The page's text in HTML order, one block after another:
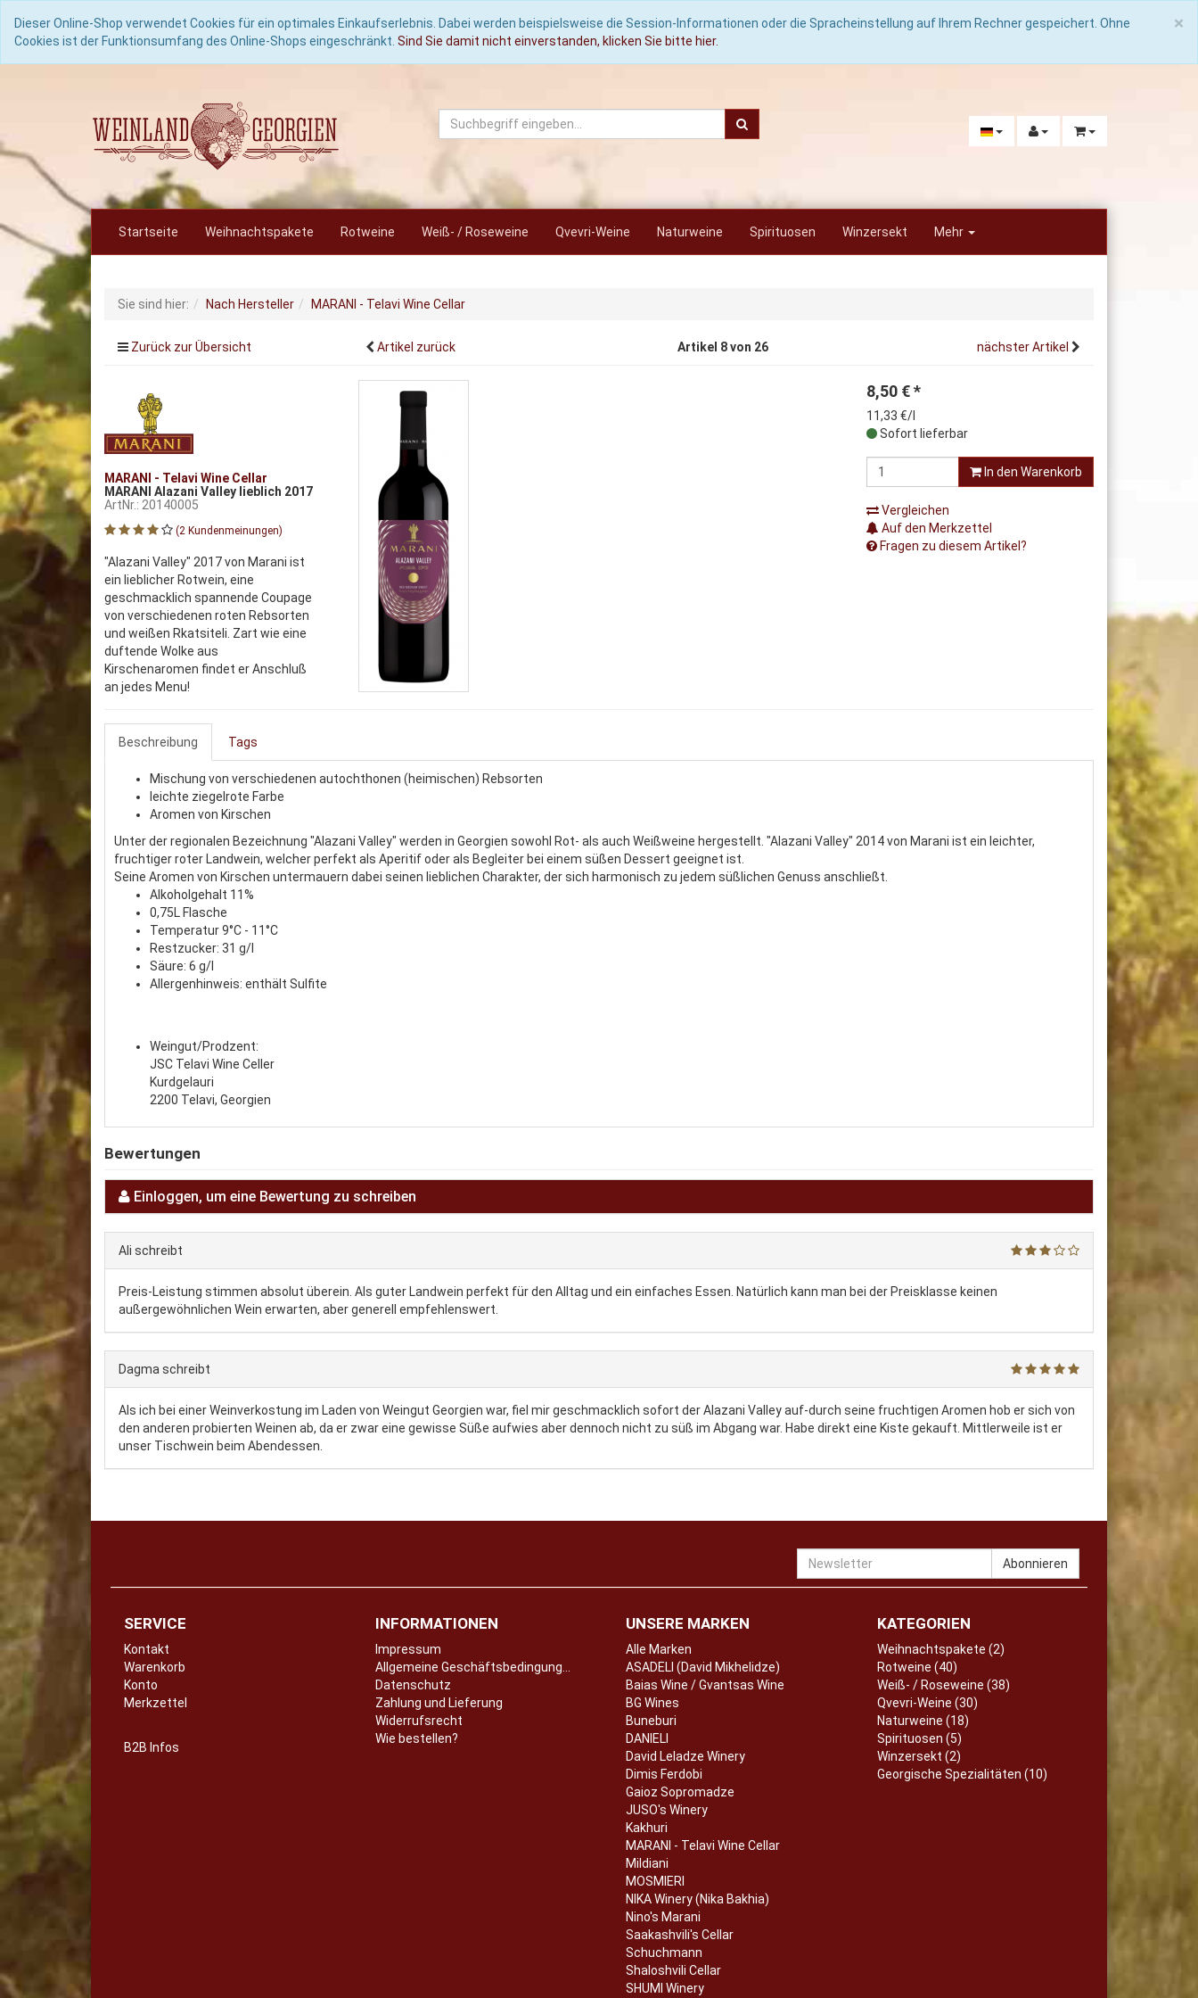
×
Dieser Online-Shop verwendet Cookies für ein optimales Einkaufserlebnis. Dabei werden beispielsweise die Session-Informationen oder die Spracheinstellung auf Ihrem Rechner gespeichert. Ohne
Cookies ist der Funktionsumfang des Online-Shops eingeschränkt. Sind Sie damit nicht einverstanden, klicken Sie bitte hier.
Startseite Weihnachtspakete Rotweine Weiß- / Roseweine Qvevri-Weine Naturweine Spirituosen Winzersekt Mehr
Sie sind hier: Nach Hersteller MARANI - Telavi Wine Cellar
Zurück zur Übersicht Artikel zurück Artikel 8 von 26 nächster Artikel
MARANI - Telavi Wine Cellar
MARANI Alazani Valley lieblich 2017
ArtNr.: 20140005
(2 Kundenmeinungen)
"Alazani Valley" 2017 von Marani ist
ein lieblicher Rotwein, eine
geschmacklich spannende Coupage
von verschiedenen roten Rebsorten
und weißen Rkatsiteli. Zart wie eine
duftende Wolke aus
Kirschenaromen findet er Anschluß
an jedes Menu!
8,50 €*
11,33 €/l
Sofort lieferbar
In den Warenkorb
Vergleichen
Auf den Merkzettel
Fragen zu diesem Artikel?
Beschreibung Tags
Mischung von verschiedenen autochthonen (heimischen) Rebsorten
leichte ziegelrote Farbe
Aromen von Kirschen
Unter der regionalen Bezeichnung "Alazani Valley" werden in Georgien sowohl Rot- als auch Weißweine hergestellt. "Alazani Valley" 2014 von Marani ist ein leichter,
fruchtiger roter Landwein, welcher perfekt als Aperitif oder als Begleiter bei einem süßen Dessert geeignet ist.
Seine Aromen von Kirschen untermauern dabei seinen lieblichen Charakter, der sich harmonisch zu jedem süßlichen Genuss anschließt.
Alkoholgehalt 11%
0,75L Flasche
Temperatur 9°C - 11°C
Restzucker: 31 g/l
Säure: 6 g/l
Allergenhinweis: enthält Sulfite
Weingut/Prodzent:
JSC Telavi Wine Celler
Kurdgelauri
2200 Telavi, Georgien
Bewertungen
Einloggen, um eine Bewertung zu schreiben
Ali schreibt
Preis-Leistung stimmen absolut überein. Als guter Landwein perfekt für den Alltag und ein einfaches Essen. Natürlich kann man bei der Preisklasse keinen
außergewöhnlichen Wein erwarten, aber generell empfehlenswert.
Dagma schreibt
Als ich bei einer Weinverkostung im Laden von Weingut Georgien war, fiel mir geschmacklich sofort der Alazani Valley auf-durch seine fruchtigen Aromen hob er sich von
den anderen probierten Weinen ab, da er zwar eine gewisse Süße aufwies aber dennoch nicht zu süß im Abgang war. Habe direkt eine Kiste gekauft. Mittlerweile ist er
unser Tischwein beim Abendessen.
Newsletter Abonnieren
SERVICE
Kontakt
Warenkorb
Konto
Merkzettel
B2B Infos
INFORMATIONEN
Impressum
Datenschutz
Zahlung und Lieferung
Widerrufsrecht
Wie bestellen?
UNSERE MARKEN
Alle Marken
ASADELI (David Mikhelidze)
Baias Wine / Gvantsas Wine
BG Wines
Buneburi
DANIELI
David Leladze Winery
Dimis Ferdobi
Gaioz Sopromadze
JUSO's Winery
Kakhuri
MARANI - Telavi Wine Cellar
Mildiani
MOSMIERI
NIKA Winery (Nika Bakhia)
Nino's Marani
Saakashvili's Cellar
Schuchmann
Shaloshvili Cellar
SHUMI Winery
KATEGORIEN
Weihnachtspakete (2)
Rotweine (40)
Weiß- / Roseweine (38)
Qvevri-Weine (30)
Naturweine (18)
Spirituosen (5)
Winzersekt (2)
Georgische Spezialitäten (10)